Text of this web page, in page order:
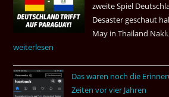
zweite Spiel
Desaster geschaut
May in Thailand
weiterlesen
Das waren noch die
Zeiten vor vier Jahren